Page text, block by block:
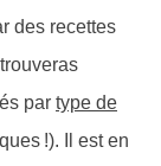
des recettes
par type de
!). Il est en